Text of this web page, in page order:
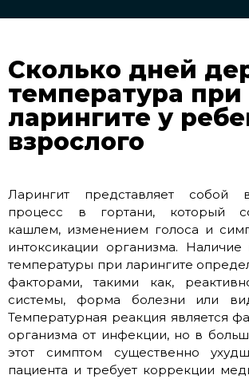
Сколько дней
температура при
ларингите у
взрослого
Ларингит представляет собой
процесс в гортани, который
кашлем, изменением голоса и
интоксикации организма. Наличие
температуры при ларингите
факторами, такими как,
системы, форма болезни или
Температурная реакция является
организма от инфекции, но в
этот симптом существенно
пациента и требует коррекции